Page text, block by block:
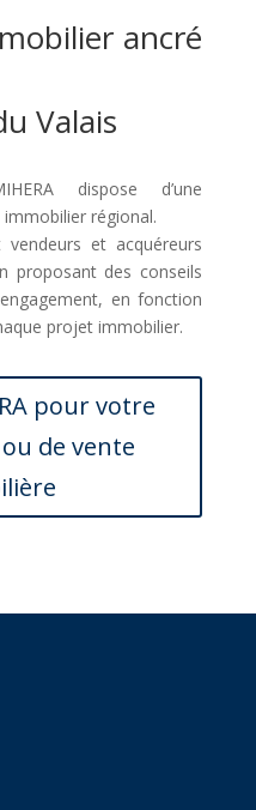
ancré
Valais
dispose d’une
régional.
et acquéreurs
proposant des conseils
en fonction
projet immobilier.
pour votre
de vente